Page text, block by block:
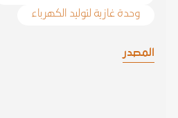
وحدة غازية لتوليد الكهرباء
المصدر